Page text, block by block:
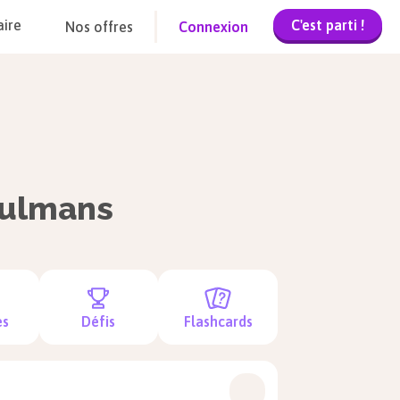
Nos offres Connexion C'est parti !
Défis Flashcards